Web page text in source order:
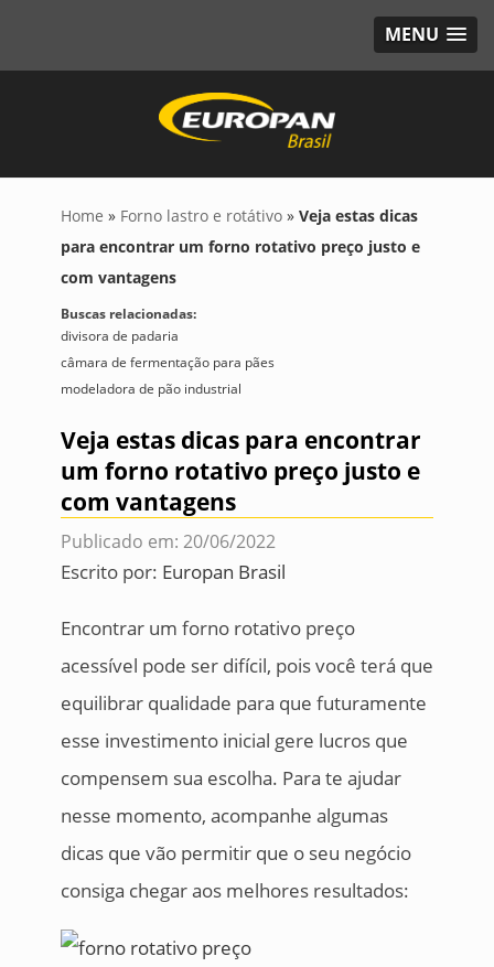
MENU
Home » Forno lastro e rotátivo » Veja estas dicas
para encontrar um forno rotativo preço justo e
com vantagens
Buscas relacionadas:
divisora de padaria
câmara de fermentação para pães
modeladora de pão industrial
Veja estas dicas para encontrar
um forno rotativo preço justo e
com vantagens
Publicado em: 20/06/2022
Escrito por: Europan Brasil
Encontrar um forno rotativo preço
acessível pode ser difícil, pois você terá que
equilibrar qualidade para que futuramente
esse investimento inicial gere lucros que
compensem sua escolha. Para te ajudar
nesse momento, acompanhe algumas
dicas que vão permitir que o seu negócio
consiga chegar aos melhores resultados: